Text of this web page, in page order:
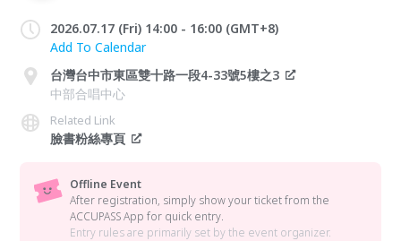
2026.07.17 (Fri) 14:00 - 16:00 (GMT+8)
Add To Calendar
台灣台中市東區雙十路一段4-33號5樓之3
中部合唱中心
Related Link
臉書粉絲專頁
Offline Event
After registration, simply show your ticket from the
ACCUPASS App for quick entry.
Entry rules are primarily set by the event organizer.